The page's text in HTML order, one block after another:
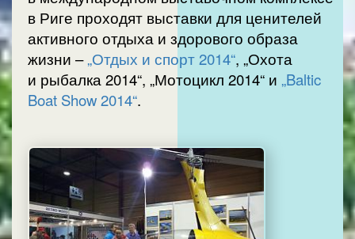
в Риге проходят выставки для ценителей
активного отдыха и здорового образа
жизни –„Отдых и спорт 2014“, „Охота
и рыбалка 2014“, „Мотоцикл 2014“ и „Baltic
Boat Show 2014“.